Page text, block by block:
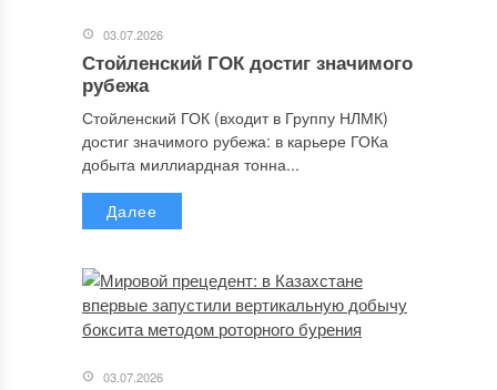
03.07.2026
Стойленский ГОК достиг значимого
рубежа
Стойленский ГОК (входит в Группу НЛМК)
достиг значимого рубежа: в карьере ГОКа
добыта миллиардная тонна...
Далее
03.07.2026